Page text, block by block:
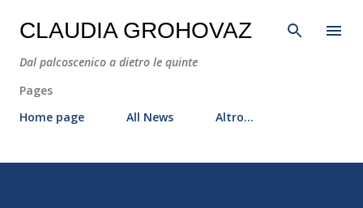
Passa ai contenuti principali
CLAUDIA GROHOVAZ
Dal palcoscenico a dietro le quinte
Pages
Home page
All News Altro…